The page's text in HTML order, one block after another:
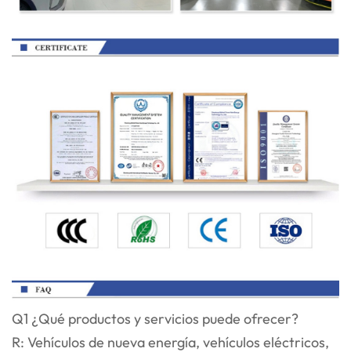
Q1 ¿Qué productos y servicios puede ofrecer?
R: Vehículos de nueva energía, vehículos eléctricos,